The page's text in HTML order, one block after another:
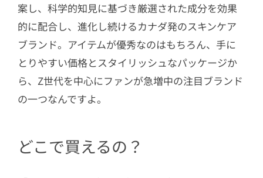
案し、科学的知見に基づき厳選された成分を効果
的に配合し、進化し続けるカナダ発のスキンケア
ブランド。アイテムが優秀なのはもちろん、手に
とりやすい価格とスタイリッシュなパッケージか
ら、Z世代を中心にファンが急増中の注目ブランド
の一つなんですよ。
どこで買えるの？